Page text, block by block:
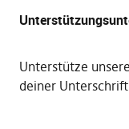
Unterstütze
deiner Unterschrift